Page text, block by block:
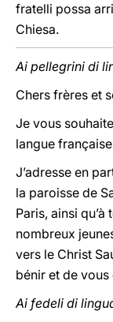
fratelli possa
Chiesa.
Ai pellegrini di
Chers frères et
Je vous
langue
J’adresse en
la paroisse de
Paris, ainsi
nombreux
vers le Christ
bénir et de
Ai fedeli di